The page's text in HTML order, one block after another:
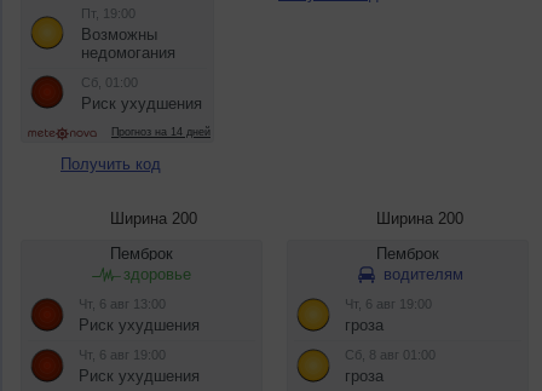
Получить код
Ширина 200 Ширина 200